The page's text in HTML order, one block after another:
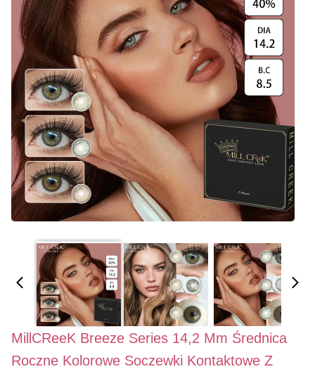
MillCReeK Breeze Series 14,2 Mm Średnica
Roczne Kolorowe Soczewki Kontaktowe Z